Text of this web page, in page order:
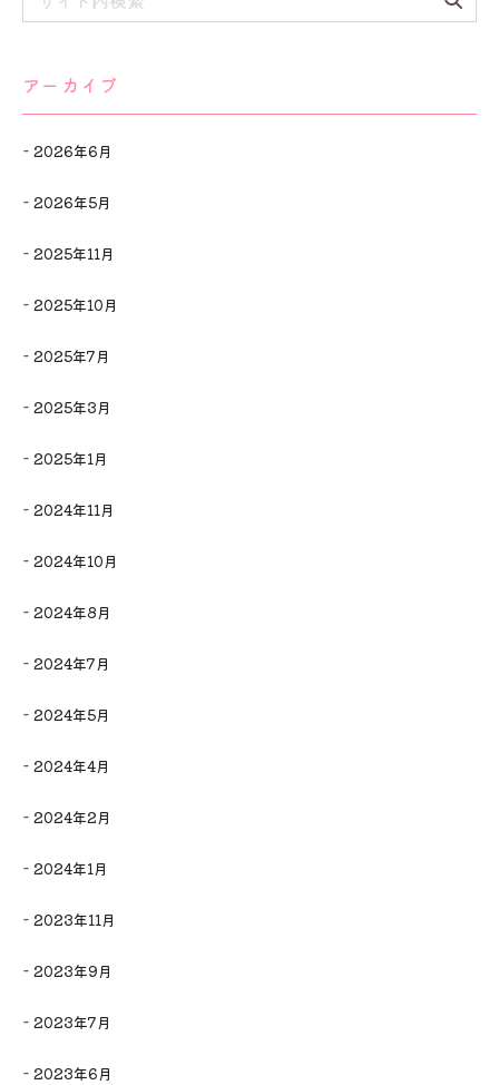
アーカイブ
2026年6月
2026年5月
2025年11月
2025年10月
2025年7月
2025年3月
2025年1月
2024年11月
2024年10月
2024年8月
2024年7月
2024年5月
2024年4月
2024年2月
2024年1月
2023年11月
2023年9月
2023年7月
2023年6月